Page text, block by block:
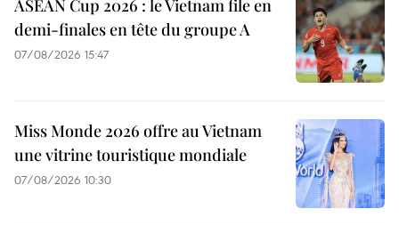
ASEAN Cup 2026 : le Vietnam file en
demi-finales en tête du groupe A
07/08/2026 15:47
Miss Monde 2026 offre au Vietnam
une vitrine touristique mondiale
07/08/2026 10:30